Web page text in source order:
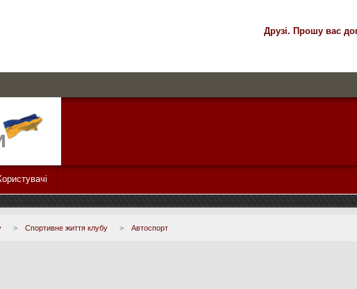
Друзі. Прошу вас
> Спортивне життя клубу > Автоспорт